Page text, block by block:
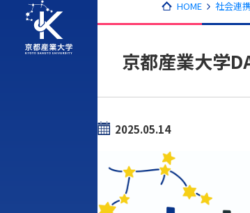
HOME 社会連
京都産業大学
2025.05.14